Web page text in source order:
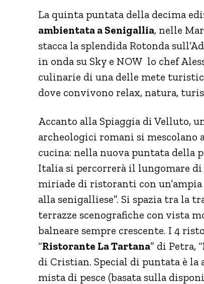
La quinta puntata della decima
ambientata a Senigallia, nelle
stacca la splendida Rotonda
in onda su Sky e NOW lo chef
culinarie di una delle mete
dove convivono relax, natura,
Accanto alla Spiaggia di Velluto,
archeologici romani si mescolano
cucina: nella nuova puntata della
Italia si percorrerà il lungomare di
miriade di ristoranti con
alla senigalliese”. Si spazia tra la
terrazze scenografiche con vista
balneare sempre crescente. I 4
“Ristorante La Tartana” di Petra, “
di Cristian. Special di puntata è la
mista di pesce (basata sulla